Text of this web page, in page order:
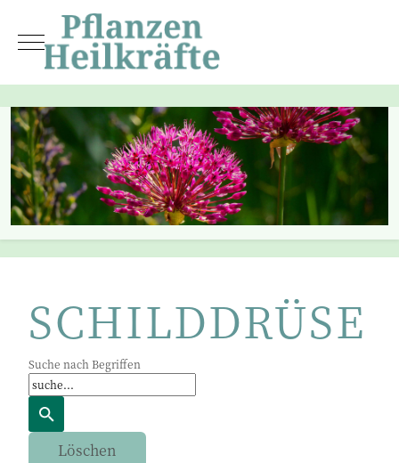
Mobile Menu Toggle
SCHILDDRÜSE
Suche nach Begriffen